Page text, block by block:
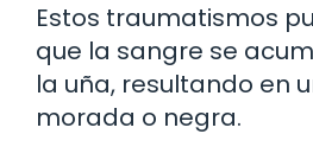
Estos traumatismos
que la sangre se
la uña, resultando en
morada o negra.